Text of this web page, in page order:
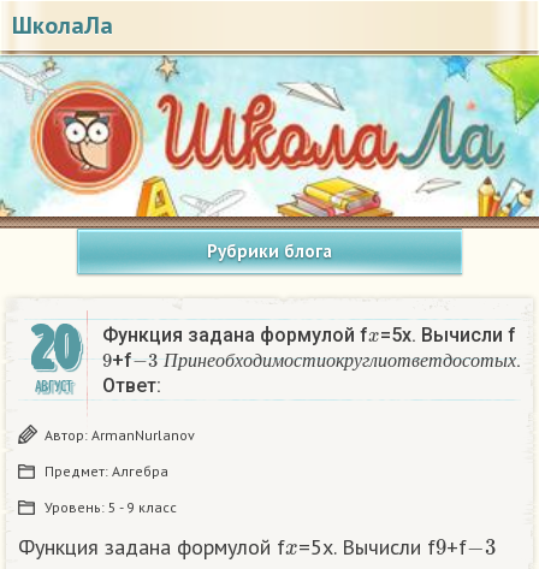
ШколаЛа
Рубрики блога
20
АВГУСТ
Функция задана формулой fx=5x. Вычисли f
9+f 3
П р и н е о б хо д имо с т и о кр у гл и о т в е т д о с о т ых
Пр еоб о д им ос тв
.
Ответ:
Автор: ArmanNurlanov
Предмет: Алгебра
Уровень: 5 - 9 класс
Функция задана формулой f =5x. Вычисли f9+f 3